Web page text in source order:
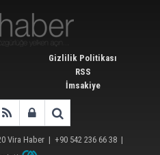
Gizlilik Politikası
RSS
İmsakiye
Vira Haber | +90 542 236 66 38 |